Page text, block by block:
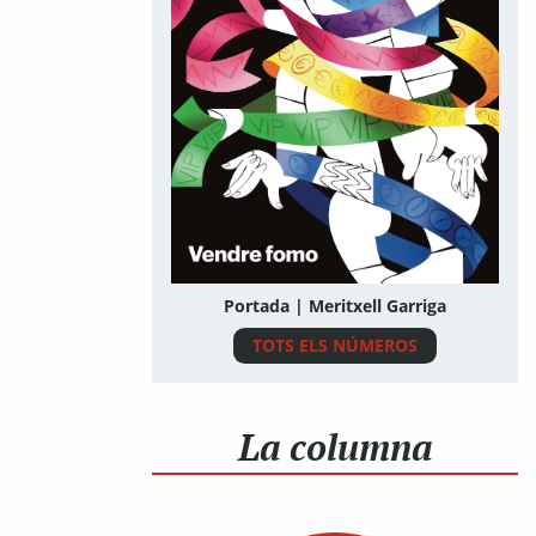
Portada | Meritxell Garriga
TOTS ELS NÚMEROS
La columna